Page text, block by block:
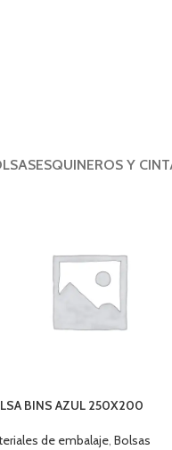
ESQUINEROS Y
BINS AZUL 250X200
de embalaje Bolsas